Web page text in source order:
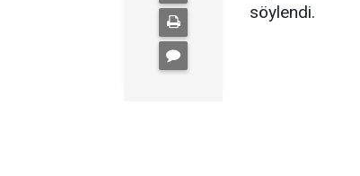
söylendi.